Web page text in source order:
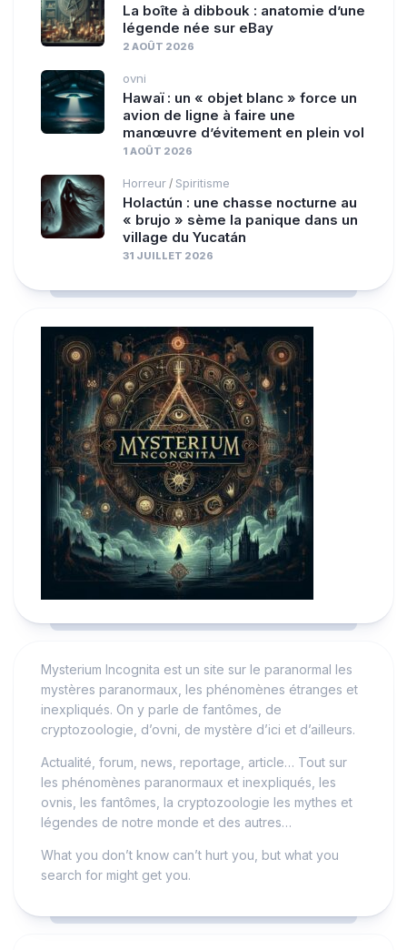
La boîte à dibbouk : anatomie d’une
légende née sur eBay
2 AOÛT 2026
ovni
Hawaï : un « objet blanc » force un
avion de ligne à faire une
manœuvre d’évitement en plein vol
1 AOÛT 2026
Horreur / Spiritisme
Holactún : une chasse nocturne au
« brujo » sème la panique dans un
village du Yucatán
31 JUILLET 2026
Mysterium Incognita est un site sur le paranormal les
mystères paranormaux, les phénomènes étranges et
inexpliqués. On y parle de fantômes, de
cryptozoologie, d’ovni, de mystère d’ici et d’ailleurs.
Actualité, forum, news, reportage, article… Tout sur
les phénomènes paranormaux et inexpliqués, les
ovnis, les fantômes, la cryptozoologie les mythes et
légendes de notre monde et des autres…
What you don’t know can’t hurt you, but what you
search for might get you.